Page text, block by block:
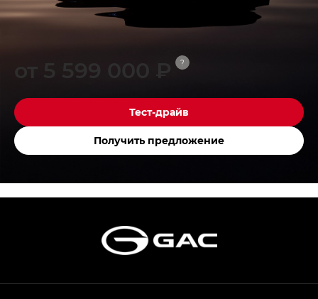
от 5 599 000 ₽ ?
Тест-драйв
Получить предложение